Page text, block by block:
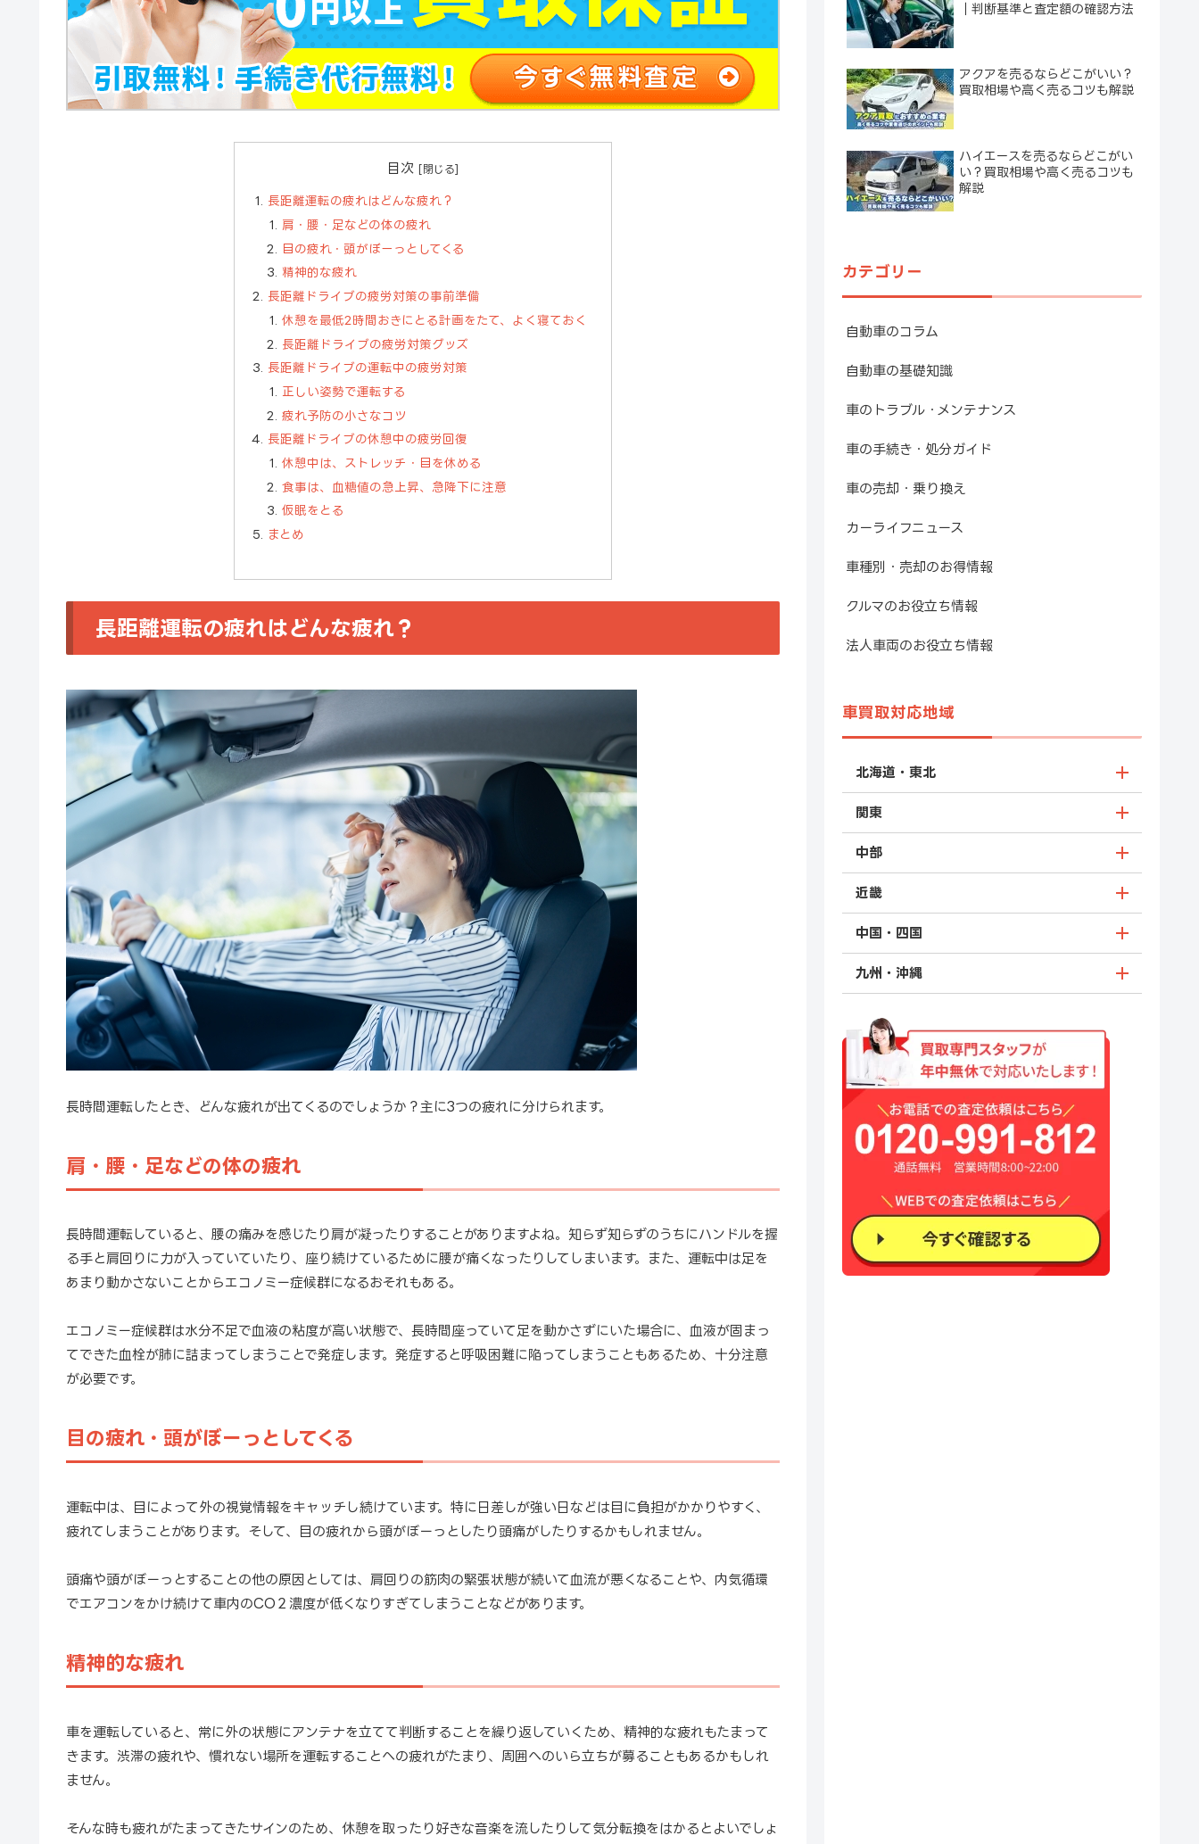
目次
長距離運転の疲れはどんな疲れ？
肩・腰・足などの体の疲れ
目の疲れ・頭がぼーっとしてくる
精神的な疲れ
長距離ドライブの疲労対策の事前準備
休憩を最低2時間おきにとる計画をたて、よく寝ておく
長距離ドライブの疲労対策グッズ
長距離ドライブの運転中の疲労対策
正しい姿勢で運転する
疲れ予防の小さなコツ
長距離ドライブの休憩中の疲労回復
休憩中は、ストレッチ・目を休める
食事は、血糖値の急上昇、急降下に注意
仮眠をとる
まとめ
長距離運転の疲れはどんな疲れ？
長時間運転したとき、どんな疲れが出てくるのでしょうか？主に3つの疲れに分けられます。
肩・腰・足などの体の疲れ
長時間運転していると、腰の痛みを感じたり肩が凝ったりすることがありますよね。知らず知らずのうちにハンドルを握
る手と肩回りに力が入っていていたり、座り続けているために腰が痛くなったりしてしまいます。また、運転中は足を
あまり動かさないことからエコノミー症候群になるおそれもある。
エコノミー症候群は水分不足で血液の粘度が高い状態で、長時間座っていて足を動かさずにいた場合に、血液が固まっ
てできた血栓が肺に詰まってしまうことで発症します。発症すると呼吸困難に陥ってしまうこともあるため、十分注意
が必要です。
目の疲れ・頭がぼーっとしてくる
運転中は、目によって外の視覚情報をキャッチし続けています。特に日差しが強い日などは目に負担がかかりやすく、
疲れてしまうことがあります。そして、目の疲れから頭がぼーっとしたり頭痛がしたりするかもしれません。
頭痛や頭がぼーっとすることの他の原因としては、肩回りの筋肉の緊張状態が続いて血流が悪くなることや、内気循環
でエアコンをかけ続けて車内のCO２濃度が低くなりすぎてしまうことなどがあります。
精神的な疲れ
車を運転していると、常に外の状態にアンテナを立てて判断することを繰り返していくため、精神的な疲れもたまって
きます。渋滞の疲れや、慣れない場所を運転することへの疲れがたまり、周囲へのいら立ちが募ることもあるかもしれ
ません。
そんな時も疲れがたまってきたサインのため、休憩を取ったり好きな音楽を流したりして気分転換をはかるとよいでしょ
｜判断基準と査定額の確認方法
アクアを売るならどこがいい？
買取相場や高く売るコツも解説
ハイエースを売るならどこがい
い？買取相場や高く売るコツも
解説
カテゴリー
自動車のコラム
自動車の基礎知識
車のトラブル・メンテナンス
車の手続き・処分ガイド
車の売却・乗り換え
カーライフニュース
車種別・売却のお得情報
クルマのお役立ち情報
法人車両のお役立ち情報
車買取対応地域
北海道・東北
関東
中部
近畿
中国・四国
九州・沖縄